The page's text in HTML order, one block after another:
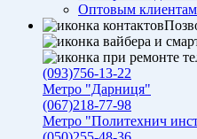
Оптовым
(093)756-13-22
Метро "Дарниця"
(067)218-77-98
Метро "Политехнич